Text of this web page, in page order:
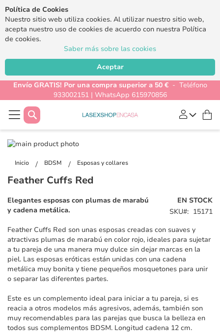
Política de Cookies
Nuestro sitio web utiliza cookies. Al utilizar nuestro sitio web,
acepta nuestro uso de cookies de acuerdo con nuestra Política
de cookies.
Saber más sobre las cookies
Aceptar
Envío GRATIS! Por una compra superior a 50 €- Teléfono
933002151 | WhatsApp 615970856
Buscar
Inicio BDSM Esposas y collares
Saltar
final
la
de
imágenes
de
galería
de
Feather Cuffs Red
EN STOCK
SKU
15171
Elegantes esposas con plumas de marabú
y cadena metálica.
Feather Cuffs Red son unas esposas creadas con suaves y
atractivas plumas de marabú en color rojo, ideales para sujetar
a tu pareja de una manera muy dulce sin dejar marcas en la
piel. Las esposas eróticas están unidas con una cadena
metálica muy bonita y tiene pequeños mosquetones para unir
o separar las diferentes partes.
Este es un complemento ideal para iniciar a tu pareja, si es
reacia a otros modelos más agresivos, además, también son
muy recomendables para las parejas que busca la belleza en
todos sus complementos BDSM. Longitud cadena 12 cm.